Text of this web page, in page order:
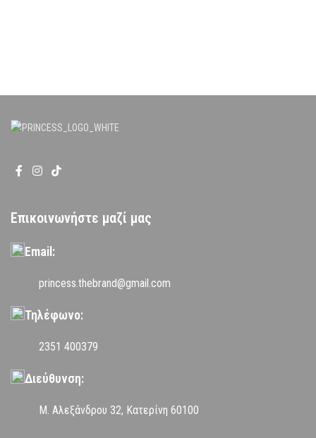
Επικοινωνήστε μαζί μας
Email:
princess.thebrand@gmail.com
Τηλέφωνο:
2351 400379
Διεύθυνση:
Μ. Αλεξάνδρου 32, Κατερίνη 60100